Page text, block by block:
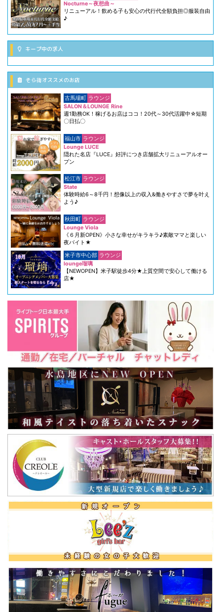
Nocturne～夜想曲～
リニューアル！飲める子も安心の代行代全額負担◎服装自由
♪
キープ中の求人
そら街オススメのお店
古馬場町 ラウンジ
SALON＆LOUNGE Rine
週1勤務OK！稼げるお店はココ！20代～30代活躍中☆短期
〇日払〇
福山市 ラウンジ
Lounge LUCE
隠れた名店『LUCE』好評につき店舗拡大リニューアルオー
プン
松江市 ラウンジ
State
体験時給6～8千円！想像以上の収入&働きやすさで夢を叶え
よう♪
秋田町 ラウンジ
Lounge Viola
《６月新OPEN》小さな幸せがキラキラ♪素敵ママと楽しい
夜バイト★
米子市中心部 ラウンジ
lounge瑠璃
【NEWOPEN】米子駅徒歩4分★上質空間で安心して働ける
店★